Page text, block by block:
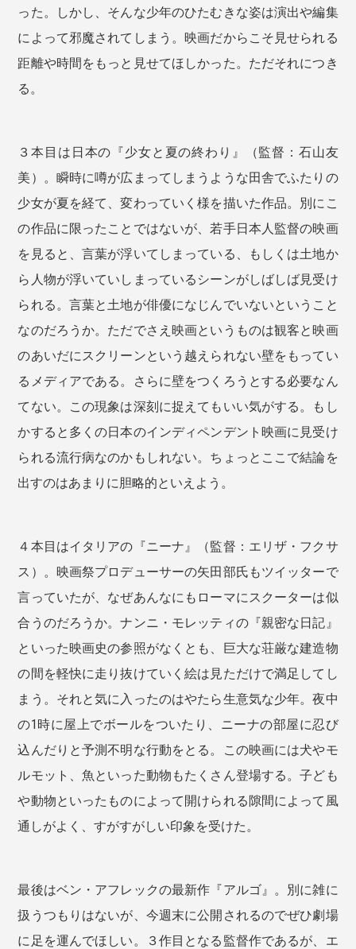
った。しかし、そんな少年のひたむきな姿は演出や編集
によって邪魔されてしまう。映画だからこそ見せられる
距離や時間をもっと見せてほしかった。ただそれにつき
る。
３本目は日本の『少女と夏の終わり』（監督：石山友
美）。瞬時に噂が広まってしまうような田舎でふたりの
少女が夏を経て、変わっていく様を描いた作品。別にこ
の作品に限ったことではないが、若手日本人監督の映画
を見ると、言葉が浮いてしまっている、もしくは土地か
ら人物が浮いていしまっているシーンがしばしば見受け
られる。言葉と土地が俳優になじんでいないということ
なのだろうか。ただでさえ映画というものは観客と映画
のあいだにスクリーンという越えられない壁をもってい
るメディアである。さらに壁をつくろうとする必要なん
てない。この現象は深刻に捉えてもいい気がする。もし
かすると多くの日本のインディペンデント映画に見受け
られる流行病なのかもしれない。ちょっとここで結論を
出すのはあまりに胆略的といえよう。
４本目はイタリアの『ニーナ』（監督：エリザ・フクサ
ス）。映画祭プロデューサーの矢田部氏もツイッターで
言っていたが、なぜあんなにもローマにスクーターは似
合うのだろうか。ナンニ・モレッティの『親密な日記』
といった映画史の参照がなくとも、巨大な荘厳な建造物
の間を軽快に走り抜けていく絵は見ただけで満足してし
まう。それと気に入ったのはやたら生意気な少年。夜中
の1時に屋上でボールをついたり、ニーナの部屋に忍び
込んだりと予測不明な行動をとる。この映画には犬やモ
ルモット、魚といった動物もたくさん登場する。子ども
や動物といったものによって開けられる隙間によって風
通しがよく、すがすがしい印象を受けた。
最後はベン・アフレックの最新作『アルゴ』。別に雑に
扱うつもりはないが、今週末に公開されるのでぜひ劇場
に足を運んでほしい。３作目となる監督作であるが、エ